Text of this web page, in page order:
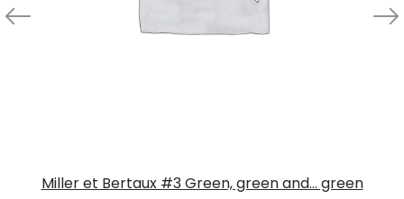
Miller et Bertaux #3 Green, green and… green